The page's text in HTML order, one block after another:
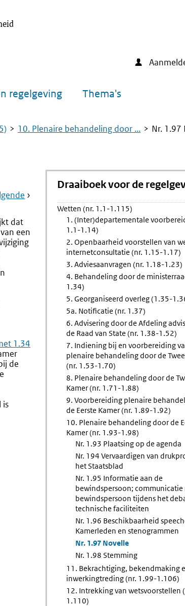
regelgeving Thema's
10. Plenaire behandeling door ... Nr. 1.97
Pagina:
dat
een
1.34
de
is
Draaiboek voor de
Wetten (nr. 1.1-1.115)
1. (Inter)departementale
1.1-1.14)
2. Openbaarheid voorstellen van
internetconsultatie (nr. 1.15-1.17)
3. Adviesaanvragen (nr. 1.18-1.23)
4. Behandeling door de
1.34)
5. Georganiseerd overleg (1.35-
5a. Notificatie (nr. 1.37)
6. Advisering door de Afdeling
de Raad van State (nr. 1.38-1.52)
7. Indiening bij en voorbereiding
plenaire behandeling door de
(nr. 1.53-1.70)
8. Plenaire behandeling door de
Kamer (nr. 1.71-1.88)
9. Voorbereiding plenaire
de Eerste Kamer (nr. 1.89-1.92)
10. Plenaire behandeling door de
Kamer (nr. 1.93-1.98)
Nr. 1.93 Plaatsing op de agenda
Nr. 194 Vervaardigen van
het Staatsblad
Nr. 1.95 Informatie aan de
bewindspersoon; communicatie
bewindspersoon tijdens het
technische faciliteiten
Nr. 1.96 Beschikbaarheid
Kamerleden en stenogrammen
Nr. 1.97 Novelle
Nr. 1.98 Stemming
11. Bekrachtiging, bekendmaking
inwerkingtreding (nr. 1.99-1.106)
12. Intrekking van wetsvoorstellen
1.110)